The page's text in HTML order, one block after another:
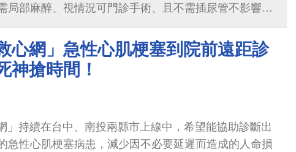
局部麻醉、視情況可門診手術、且不需插尿管不影響性
心網」急性心肌梗塞到院前遠距診
神搶時間！
」持續在台中、南投兩縣市上線中，希望能協助診斷出
急性心肌梗塞病患，減少因不必要延遲而造成的人命損